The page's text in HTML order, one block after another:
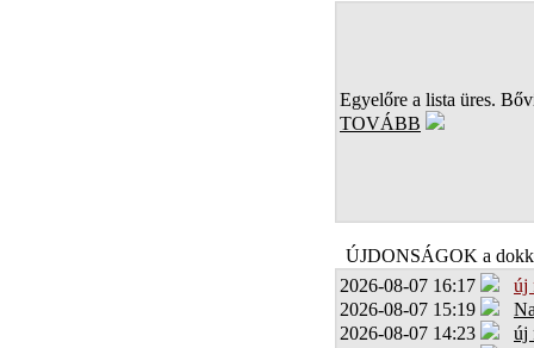
Egyelőre a lista üres.
TOVÁBB
ÚJDONSÁGOK a
2026-08-07 16:17
új
2026-08-07 15:19
2026-08-07 14:23
új